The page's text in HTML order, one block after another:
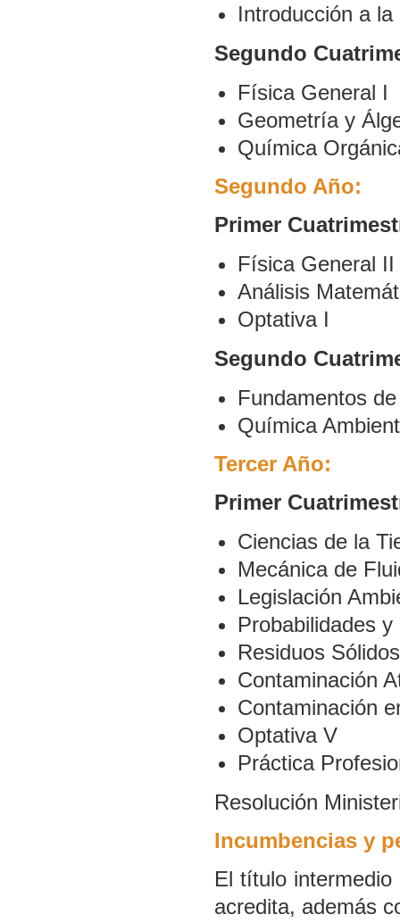
Introducción a
Segundo
Física General I
Geometría y
Química
Segundo Año:
Primer
Física General II
Análisis
Optativa I
Segundo
Fundamentos
Química
Tercer Año:
Primer
Ciencias de la
Mecánica de
Legislación
Probabilidades
Residuos Sólidos
Contaminación
Contaminación
Optativa V
Práctica
Resolución
Incumbencias y
El título
acredita, además